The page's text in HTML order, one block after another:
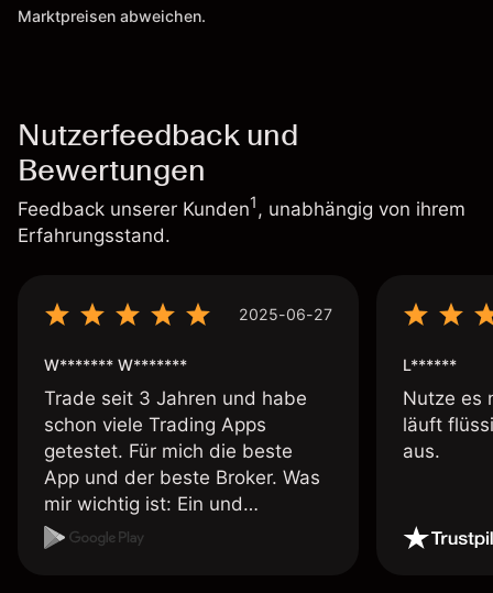
Marktpreisen abweichen.
Nutzerfeedback und
Bewertungen
Feedback unserer Kunden1, unabhängig von ihrem
Erfahrungsstand.
2025-06-27
W******* W*******
Trade seit 3 Jahren und habe
schon viele Trading Apps
getestet. Für mich die beste
App und der beste Broker. Was
mir wichtig ist: Ein und
Auszahlungen per Kreditkarte
L******
Nutze es
läuft
aus.